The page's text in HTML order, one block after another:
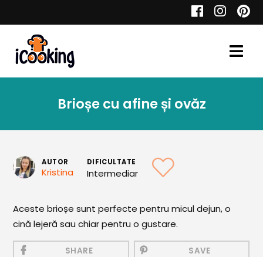
Toate Reţetele
Aperitive
Aperitive Calde
Aperitive Reci
Brioșe cu afine și ovăz
AUTOR
Kristina
DIFICULTATE
Intermediar
Aceste brioșe sunt perfecte pentru micul dejun, o
cină lejeră sau chiar pentru o gustare.
SHARE SAVE